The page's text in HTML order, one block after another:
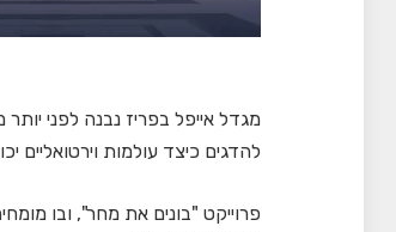
להדגים כיצד עולמות וירטואליים
פרוייקט "בונים את מחר", ובו